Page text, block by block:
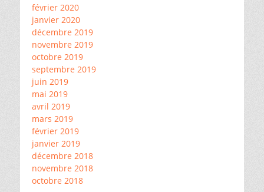
février 2020
janvier 2020
décembre 2019
novembre 2019
octobre 2019
septembre 2019
juin 2019
mai 2019
avril 2019
mars 2019
février 2019
janvier 2019
décembre 2018
novembre 2018
octobre 2018